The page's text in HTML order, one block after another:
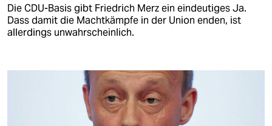
Die CDU-Basis gibt Friedrich Merz ein eindeutiges Ja.
Dass damit die Machtkämpfe in der Union enden, ist
allerdings unwahrscheinlich.